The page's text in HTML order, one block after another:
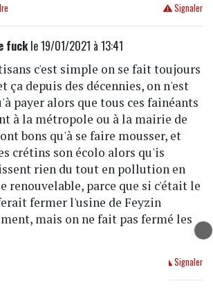
Signaler
fuckle 19/01/2021 à 13:41
c'est simple on se fait toujours
ça depuis des décennies, on n'est
payer alors que tous ces fainéants
à la métropole ou à la mairie de
bons qu'à se faire mousser, et
crétins son écolo alors qu'is
rien du tout en pollution en
renouvelable, parce que si c'était le
fermer l'usine de Feyzin
mais on ne fait pas fermé les
Signaler